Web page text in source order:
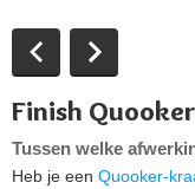
Finish
Tussen welke
Heb je een Quooker-